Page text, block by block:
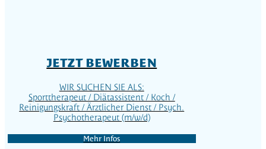
JETZT BEWERBEN
WIR SUCHEN SIE ALS:
Sporttherapeut / Diätassistent / Koch /
Reinigungskraft / Ärztlicher Dienst / Psych.
Psychotherapeut (m/w/d)
Mehr Infos